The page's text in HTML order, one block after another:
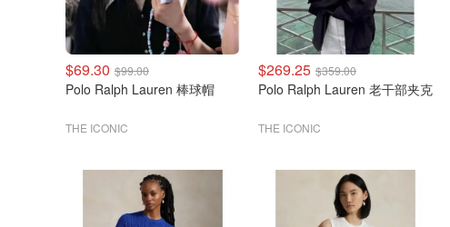
$69.30 $99.00
Polo Ralph Lauren 棒球帽
THE ICONIC
$269.25 $359.00
Polo Ralph Lauren 老干部夹克
THE ICONIC